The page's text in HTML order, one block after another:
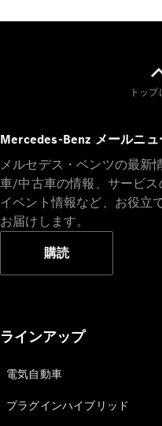
Mercedes-
ショールー
Mini Van
試乗リクエ
スト
ショールー
トッ
Mercedes-Benz メールニ
メルセデス・ベンツの最新
車/中古車の情報、サービ
イベント情報など、お役立
お届けします。
購読
ラインアップ
電気自動車
プラグインハイブリッド